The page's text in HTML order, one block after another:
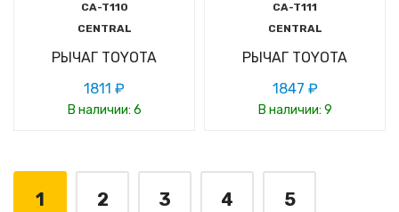
CA-T110
CENTRAL
РЫЧАГ TOYOTA
1811 ₽
В наличии: 6
CA-T111
CENTRAL
РЫЧАГ TOYOTA
1847 ₽
В наличии: 9
1 2 3 4 5